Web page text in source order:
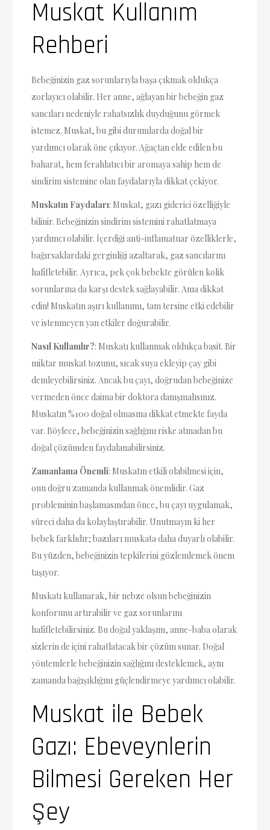
Muskat Kullanım
Rehberi
Bebeğinizin gaz sorunlarıyla başa çıkmak oldukça
zorlayıcı olabilir. Her anne, ağlayan bir bebeğin gaz
sancıları nedeniyle rahatsızlık duyduğunu görmek
istemez. Muskat, bu gibi durumlarda doğal bir
yardımcı olarak öne çıkıyor. Ağaçtan elde edilen bu
baharat, hem ferahlatıcı bir aromaya sahip hem de
sindirim sistemine olan faydalarıyla dikkat çekiyor.
Muskatın Faydaları: Muskat, gazı giderici özelliğiyle
bilinir. Bebeğinizin sindirim sistemini rahatlatmaya
yardımcı olabilir. İçerdiği anti-inflamatuar özelliklerle,
bağırsaklardaki gerginliği azaltarak, gaz sancılarını
hafifletebilir. Ayrıca, pek çok bebekte görülen kolik
sorunlarına da karşı destek sağlayabilir. Ama dikkat
edin! Muskatın aşırı kullanımı, tam tersine etki edebilir
ve istenmeyen yan etkiler doğurabilir.
Nasıl Kullanılır?: Muskatı kullanmak oldukça basit. Bir
miktar muskat tozunu, sıcak suya ekleyip çay gibi
demleyebilirsiniz. Ancak bu çayı, doğrudan bebeğinize
vermeden önce daima bir doktora danışmalısınız.
Muskatın %100 doğal olmasına dikkat etmekte fayda
var. Böylece, bebeğinizin sağlığını riske atmadan bu
doğal çözümden faydalanabilirsiniz.
Zamanlama Önemli: Muskatın etkili olabilmesi için,
onu doğru zamanda kullanmak önemlidir. Gaz
probleminin başlamasından önce, bu çayı uygulamak,
süreci daha da kolaylaştırabilir. Unutmayın ki her
bebek farklıdır; bazıları muskata daha duyarlı olabilir.
Bu yüzden, bebeğinizin tepkilerini gözlemlemek önem
taşıyor.
Muskatı kullanarak, bir nebze olsun bebeğinizin
konforunu artırabilir ve gaz sorunlarını
hafifletebilirsiniz. Bu doğal yaklaşım, anne-baba olarak
sizlerin de içini rahatlatacak bir çözüm sunar. Doğal
yöntemlerle bebeğinizin sağlığını desteklemek, aynı
zamanda bağışıklığını güçlendirmeye yardımcı olabilir.
Muskat ile Bebek
Gazı: Ebeveynlerin
Bilmesi Gereken Her
Şey